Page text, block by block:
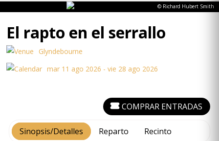
© Richard Hubert Smith
El rapto en el serrallo
Glyndebourne
mar 11 ago 2026 - vie 28 ago 2026
Sinopsis/Detalles Reparto Recinto
COMPRAR ENTRADAS